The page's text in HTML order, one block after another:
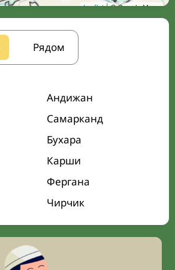
Leaflet| © Google Maps
Рядом
Андижан
Самарканд
Бухара
Карши
Фергана
Чирчик